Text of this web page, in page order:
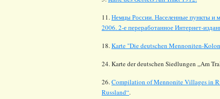
11.Немцы России. Населенные пункты и
2006. 2-е переработанное Интернет-
18.Karte "Die deutschen Mennoniten-
24. Karte der deutschen Siedlungen „Am
26.Compilation of Mennonite Villages in
Russland“.